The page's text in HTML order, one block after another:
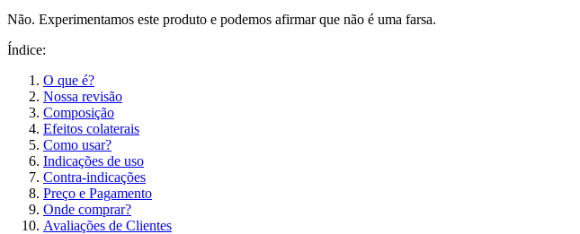
Não. Experimentamos este produto e podemos afirmar que não é uma farsa.
Índice:
O que é?
Nossa revisão
Composição
Efeitos colaterais
Como usar?
Indicações de uso
Contra-indicações
Preço e Pagamento
Onde comprar?
Avaliações de Clientes